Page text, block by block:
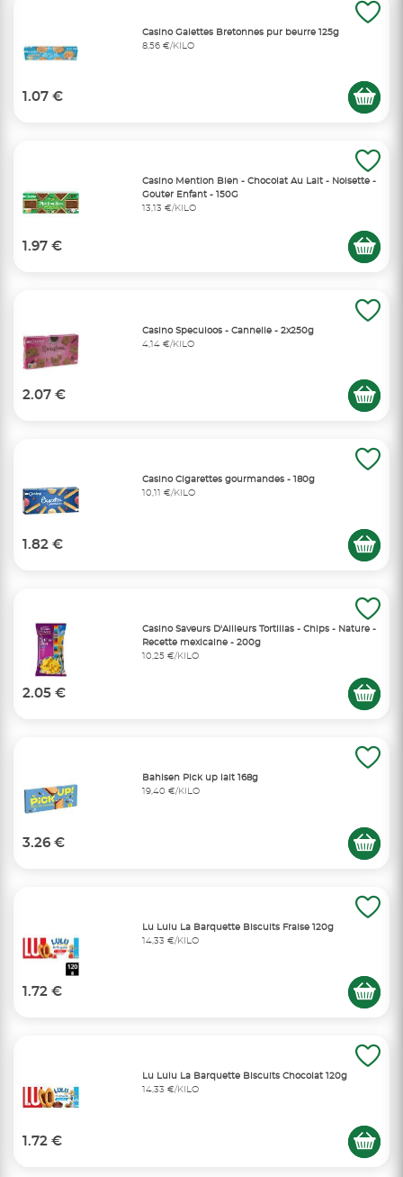
Casino Galettes Bretonnes pur beurre 125g
8,56 €/KILO
1.07 €
Casino Mention Bien - Chocolat Au Lait - Noisette -
Gouter Enfant - 150G
13,13 €/KILO
1.97 €
Casino Speculoos - Cannelle - 2x250g
4,14 €/KILO
2.07 €
Casino Cigarettes gourmandes - 180g
10,11 €/KILO
1.82 €
Casino Saveurs D'Ailleurs Tortillas - Chips - Nature -
Recette mexicaine - 200g
10,25 €/KILO
2.05 €
Bahlsen Pick up lait 168g
19,40 €/KILO
3.26 €
Lu Lulu La Barquette Biscuits Fraise 120g
14,33 €/KILO
1.72 €
Lu Lulu La Barquette Biscuits Chocolat 120g
14,33 €/KILO
1.72 €